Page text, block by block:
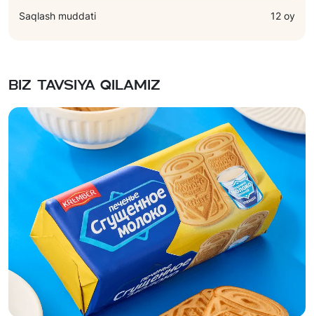
Saqlash muddati 12 oy
Biz tavsiya qilamiz